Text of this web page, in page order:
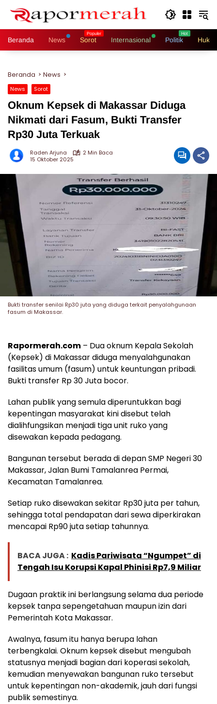
Beranda News Sorot Internasional Politik
Beranda News
News Sorot
Oknum Kepsek di Makassar Diduga
Nikmati dari Fasum, Bukti Transfer
Rp30 Juta Terkuak
Raden Arjuna
2 Min Baca
15 Oktober 2025
Bukti transfer senilai Rp30 juta yang diduga terkait penyalahgunaan
fasum di Makassar.
Rapormerah.com – Dua oknum Kepala Sekolah
(Kepsek) di Makassar diduga menyalahgunakan
fasilitas umum (fasum) untuk keuntungan pribadi.
Bukti transfer Rp 30 Juta bocor.
Lahan publik yang semula diperuntukkan bagi
kepentingan masyarakat kini disebut telah
dialihfungsikan menjadi tiga unit ruko yang
disewakan kepada pedagang.
Bangunan tersebut berada di depan SMP Negeri 30
Makassar, Jalan Bumi Tamalanrea Permai,
Kecamatan Tamalanrea.
Setiap ruko disewakan sekitar Rp30 juta per tahun,
sehingga total pendapatan dari sewa diperkirakan
mencapai Rp90 juta setiap tahunnya.
BACA JUGA : Kadis Pariwisata “Ngumpet” di
Tengah Isu Korupsi Kapal Phinisi Rp7,9 Miliar
Dugaan praktik ini berlangsung selama dua periode
kepsek tanpa sepengetahuan maupun izin dari
Pemerintah Kota Makassar.
Awalnya, fasum itu hanya berupa lahan
terbengkalai. Oknum kepsek disebut mengubah
statusnya menjadi bagian dari koperasi sekolah,
kemudian menyewakan bangunan ruko tersebut
untuk kepentingan non-akademik, jauh dari fungsi
publik semestinya.